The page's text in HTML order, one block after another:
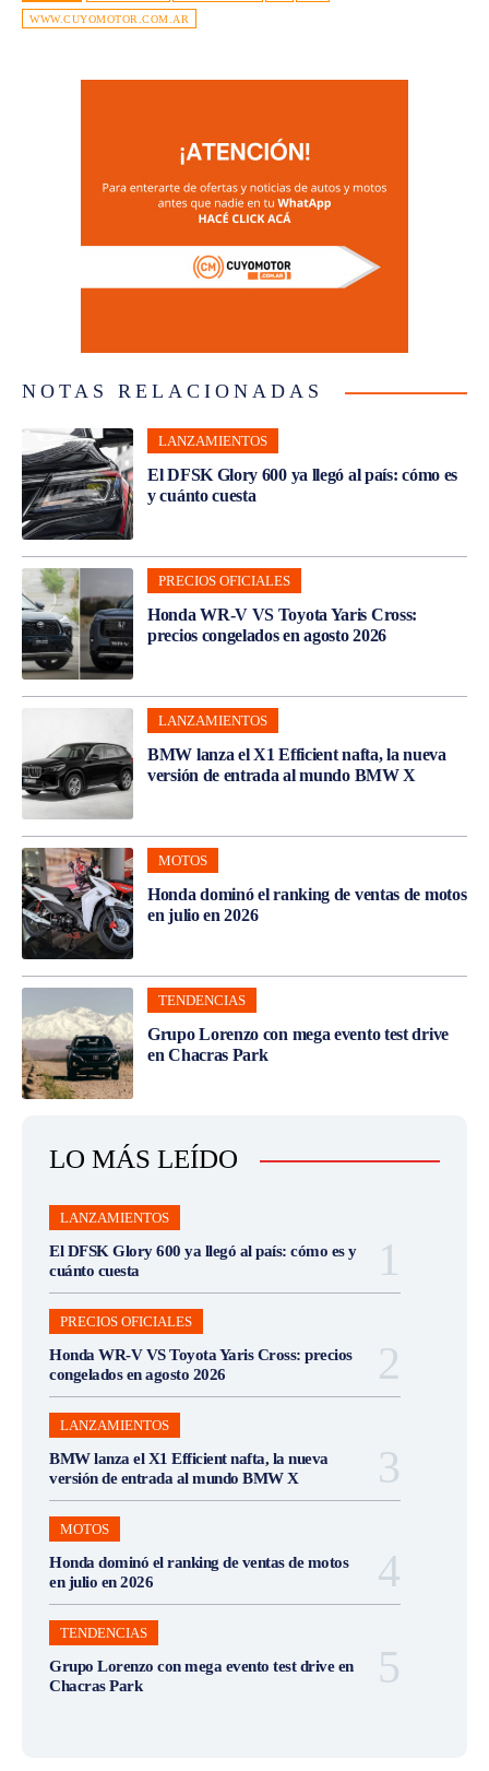
WWW.CUYOMOTOR.COM.AR
NOTAS RELACIONADAS
LANZAMIENTOS
El DFSK Glory 600 ya llegó al país: cómo es
y cuánto cuesta
PRECIOS OFICIALES
Honda WR-V VS Toyota Yaris Cross:
precios congelados en agosto 2026
LANZAMIENTOS
BMW lanza el X1 Efficient nafta, la nueva
versión de entrada al mundo BMW X
MOTOS
Honda dominó el ranking de ventas de motos
en julio en 2026
TENDENCIAS
Grupo Lorenzo con mega evento test drive
en Chacras Park
LO MÁS LEÍDO
LANZAMIENTOS
El DFSK Glory 600 ya llegó al país: cómo es y
cuánto cuesta
PRECIOS OFICIALES
Honda WR-V VS Toyota Yaris Cross: precios
congelados en agosto 2026
LANZAMIENTOS
BMW lanza el X1 Efficient nafta, la nueva
versión de entrada al mundo BMW X
MOTOS
Honda dominó el ranking de ventas de motos
en julio en 2026
TENDENCIAS
Grupo Lorenzo con mega evento test drive en
Chacras Park